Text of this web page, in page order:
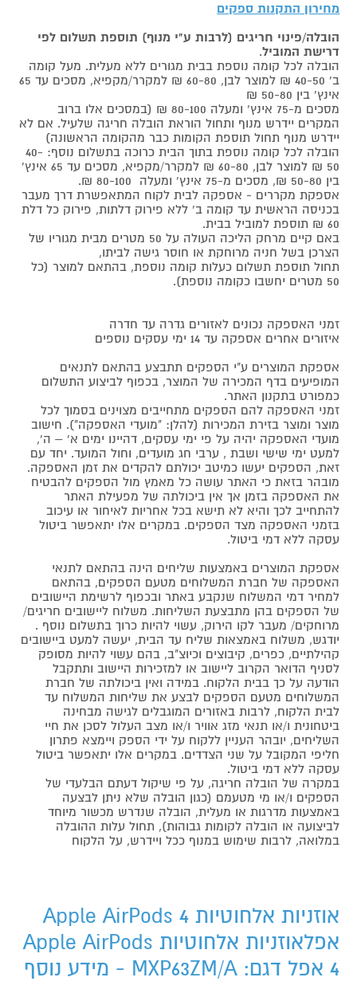
מחירון התקנות ספקים
הובלה/פינוי חריגים (לרבות ע"י מנוף) תוספת תשלום לפי
דרישת המוביל.
הובלה לכל קומה נוספת בבית מגורים ללא מעלית. מעל קומה
ב' 40-50 ₪ למוצר לבן, 60-80 ₪ למקרר/מקפיא, מסכים עד 65
אינץ' בין 50-80 ₪
מסכים מ-75 אינץ' ומעלה 80-100 ₪ (במסכים אלו ברוב
המקרים יידרש מנוף ותחול הוראת הובלה חריגה שלעיל. אם לא
יידרש מנוף תחול תוספת הקומות כבר מהקומה הראשונה)
הובלה לכל קומה נוספת בתוך הבית כרוכה בתשלום נוסף: 40-
50 ₪ למוצר לבן, 60-80 ₪ למקרר/מקפיא, מסכים עד 65 אינץ'
בין 50-80 ₪, מסכים מ-75 אינץ' ומעלה 80-100 ₪.
אספקת מקררים - אספקה לבית לקוח המתאפשרת דרך מעבר
בכניסה הראשית עד קומה ב' ללא פירוק דלתות, פירוק כל דלת
60 ₪ תוספת למוביל בבית.
באם קיים מרחק הליכה העולה על 50 מטרים מבית מגוריו של
הצרכן בשל חניה מרוחקת או חוסר גישה לביתו,
תחול תוספת תשלום כעלות קומה נוספת, בהתאם למוצר (כל
50 מטרים יחשבו כקומה נוספת).
זמני האספקה נכונים לאזורים גדרה עד חדרה
איזורים אחרים אספקה עד 14 ימי עסקים נוספים
אספקת המוצרים ע"י הספקים תתבצע בהתאם לתנאים
המופיעים בדף המכירה של המוצר, בכפוף לביצוע התשלום
כמפורט בתקנון האתר.
זמני האספקה להם הספקים מתחייבים מצוינים בסמוך לכל
מוצר ומוצר בזירת המכירות (להלן: "מועדי האספקה"). חישוב
מועדי האספקה יהיה על פי ימי עסקים, דהיינו ימים א' – ה',
למעט ימי שישי ושבת , ערבי חג מועדים, וחול המועד. יחד עם
זאת, הספקים יעשו כמיטב יכולתם להקדים את זמן האספקה.
מובהר בזאת כי האתר עושה כל מאמץ מול הספקים להבטיח
את האספקה בזמן אך אין ביכולתה של מפעילת האתר
להתחייב לכך והיא לא תישא בכל אחריות לאיחור או עיכוב
בזמני האספקה מצד הספקים. במקרים אלו יתאפשר ביטול
עסקה ללא דמי ביטול.
אספקת המוצרים באמצעות שליחים הינה בהתאם לתנאי
האספקה של חברת המשלוחים מטעם הספקים, בהתאם
למחיר דמי המשלוח שנקבע באתר ובכפוף לרשימת היישובים
של הספקים בהן מתבצעת השליחות. משלוח ליישובים חריגים/
מרוחקים/ מעבר לקו הירוק, עשוי להיות כרוך בתשלום נוסף .
יודגש, משלוח באמצאות שליח עד הבית, יעשה למעט ביישובים
קהילתיים, כפרים, קיבוצים וכיוצ"ב, בהם עשוי להיות מסופק
לסניף הדואר הקרוב ליישוב או למזכירות היישוב ותתקבל
הודעה על כך בבית הלקוח. במידה ואין ביכולתה של חברת
המשלוחים מטעם הספקים לבצע את שליחות המשלוח עד
לבית הלקוח, לרבות באזורים המוגבלים לגישה מבחינה
ביטחונית ו/או תנאי מזג אוויר ו/או מצב העלול לסכן את חיי
השליחים, יובהר העניין ללקוח על ידי הספק ויימצא פתרון
חליפי המקובל על שני הצדדים. במקרים אלו יתאפשר ביטול
עסקה ללא דמי ביטול.
במקרה של הובלה חריגה, על פי שיקול דעתם הבלעדי של
הספקים ו/או מי מטעמם (כגון הובלה שלא ניתן לבצעה
באמצעות מדרגות או מעלית, הובלה שנדרש מכשור מיוחד
לביצועה או הובלה לקומות גבוהות), תחול עלות ההובלה
במלואה, לרבות שימוש במנוף ככל ויידרש, על הלקוח
אוזניות אלחוטיות Apple AirPods 4
אפלאוזניות אלחוטיות Apple AirPods
4 אפל דגם: MXP63ZM/A - מידע נוסף